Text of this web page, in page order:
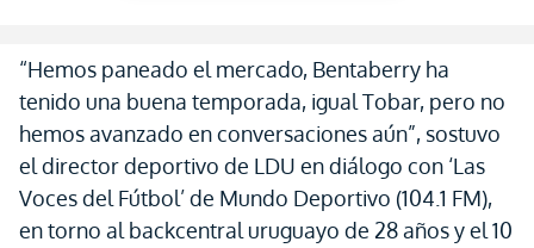
“Hemos paneado el mercado, Bentaberry ha
tenido una buena temporada, igual Tobar, pero no
hemos avanzado en conversaciones aún”, sostuvo
el director deportivo de LDU en diálogo con ‘Las
Voces del Fútbol’ de Mundo Deportivo (104.1 FM),
en torno al backcentral uruguayo de 28 años y el 10